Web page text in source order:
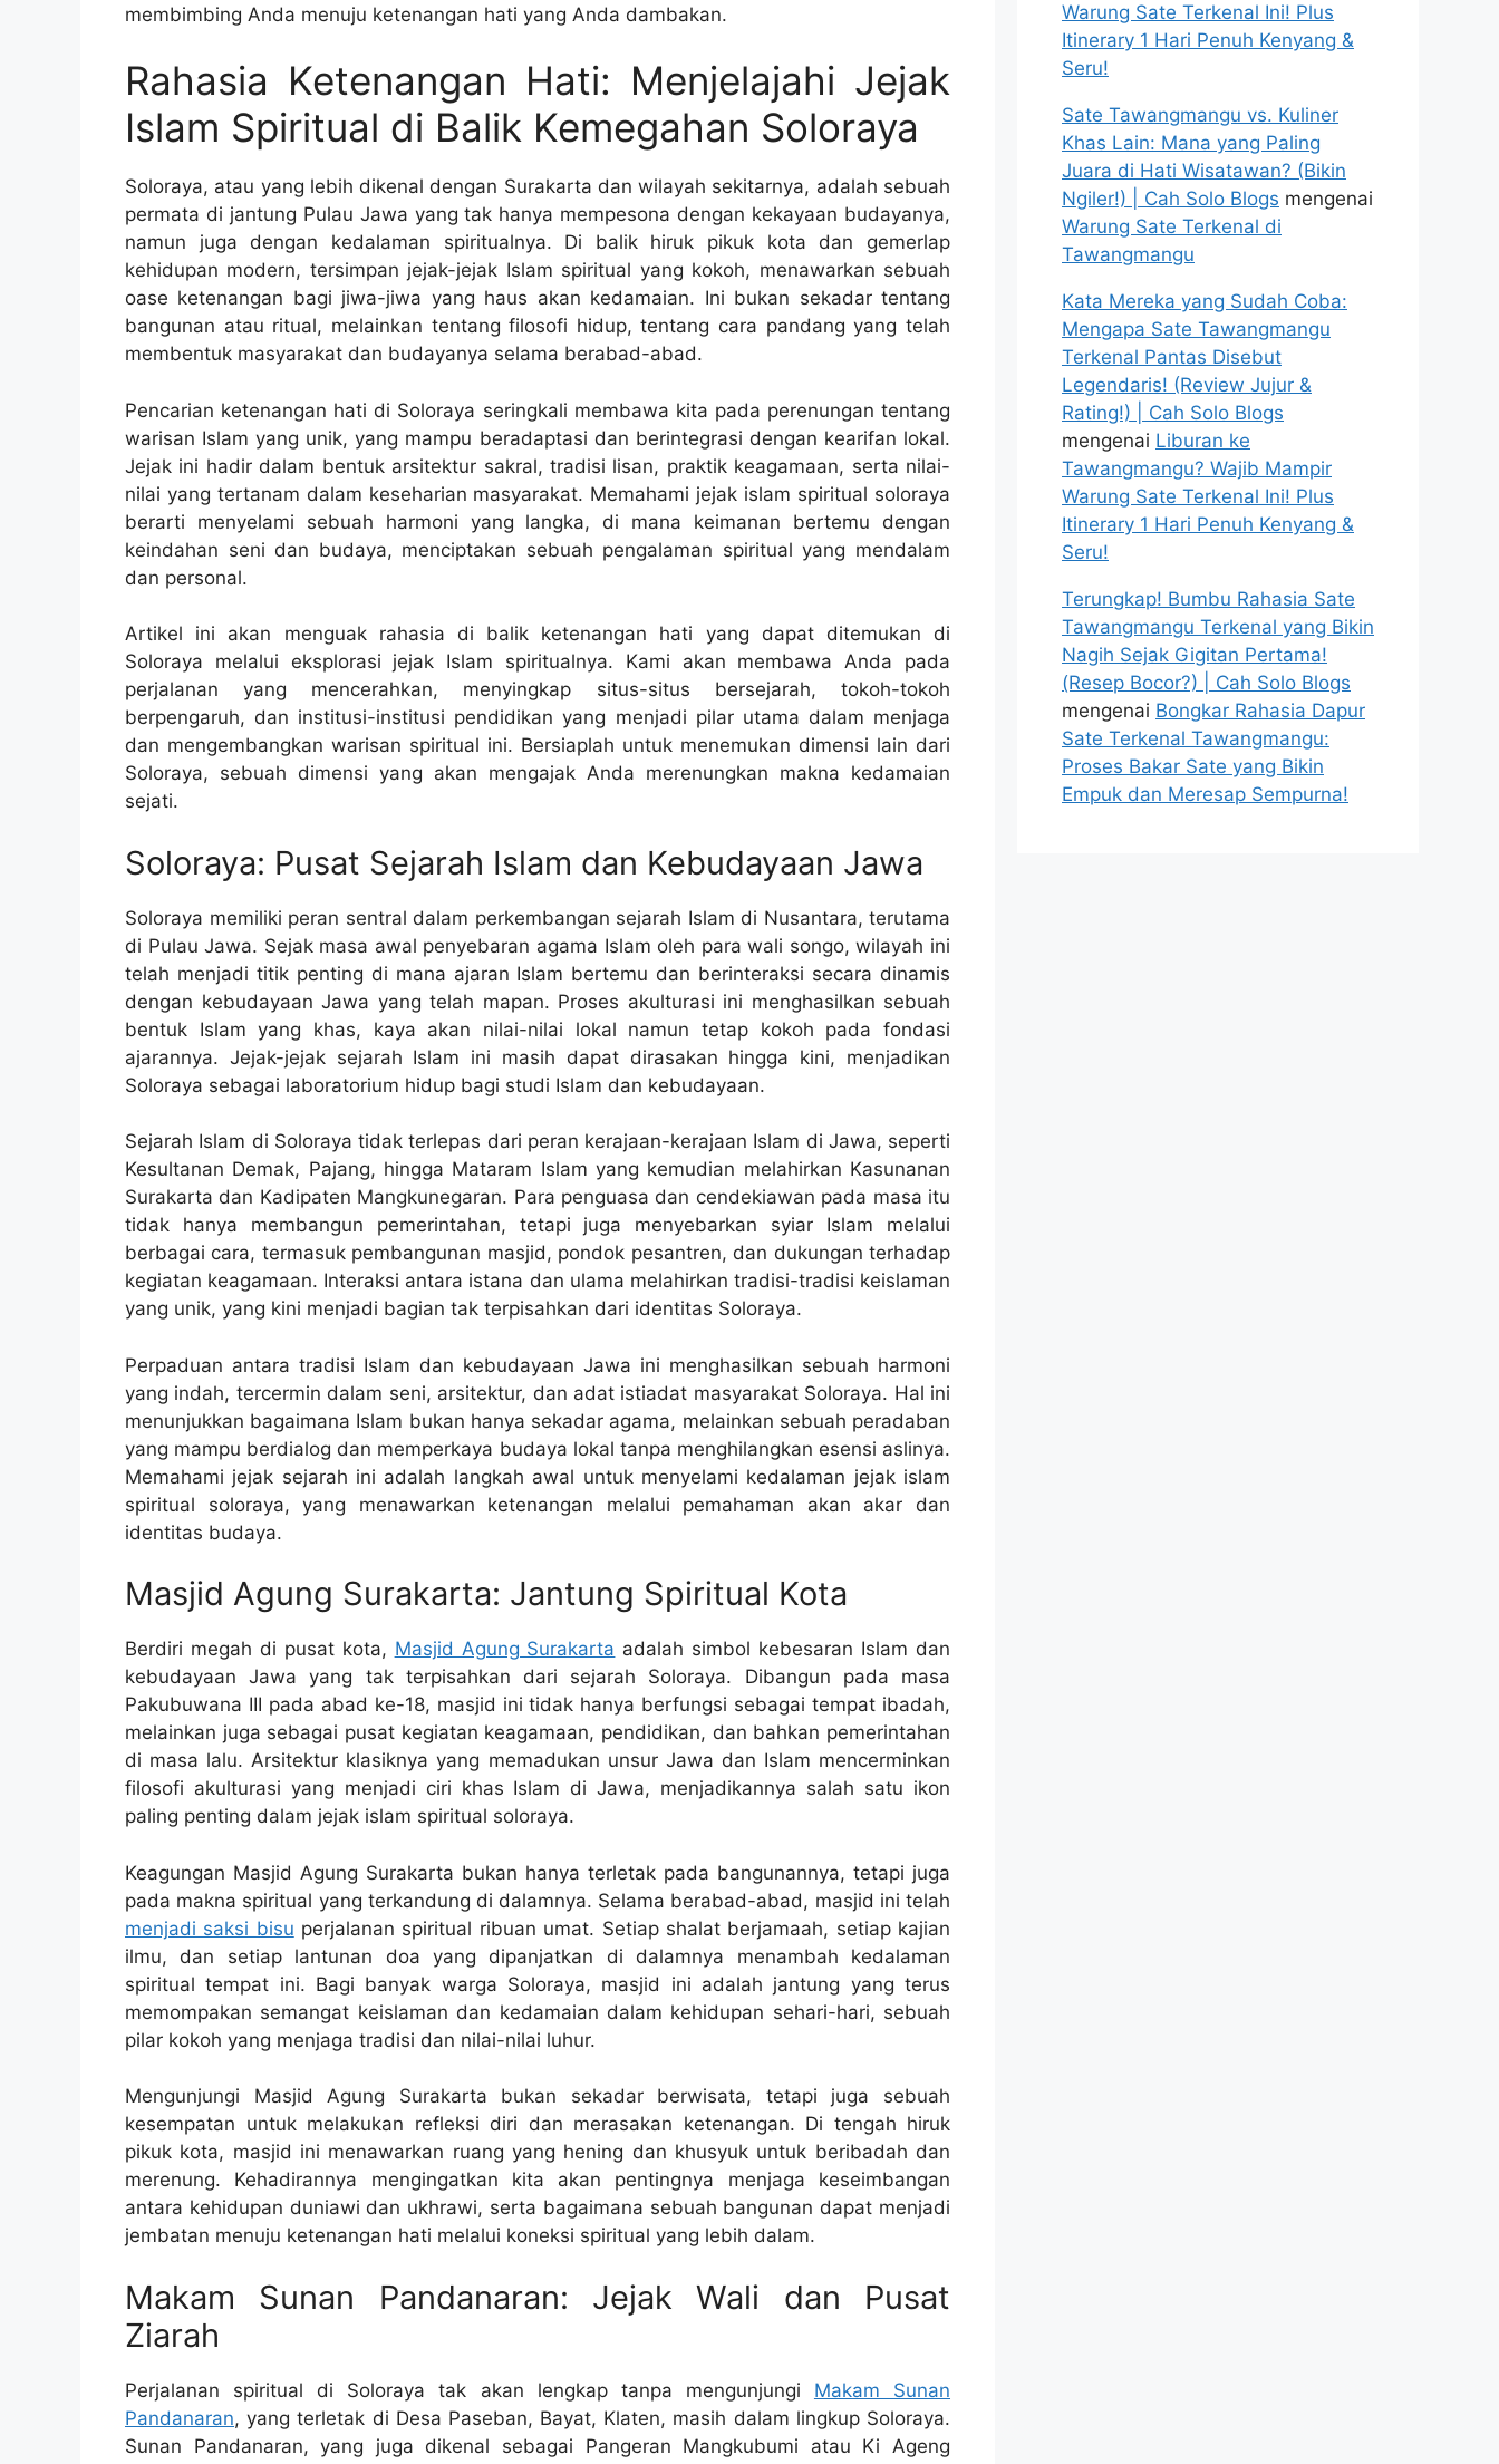
membimbing Anda menuju ketenangan hati yang Anda dambakan.
Rahasia Ketenangan Hati: Menjelajahi Jejak
Islam Spiritual di Balik Kemegahan Soloraya
Soloraya, atau yang lebih dikenal dengan Surakarta dan wilayah sekitarnya, adalah sebuah
permata di jantung Pulau Jawa yang tak hanya mempesona dengan kekayaan budayanya,
namun juga dengan kedalaman spiritualnya. Di balik hiruk pikuk kota dan gemerlap
kehidupan modern, tersimpan jejak-jejak Islam spiritual yang kokoh, menawarkan sebuah
oase ketenangan bagi jiwa-jiwa yang haus akan kedamaian. Ini bukan sekadar tentang
bangunan atau ritual, melainkan tentang filosofi hidup, tentang cara pandang yang telah
membentuk masyarakat dan budayanya selama berabad-abad.
Pencarian ketenangan hati di Soloraya seringkali membawa kita pada perenungan tentang
warisan Islam yang unik, yang mampu beradaptasi dan berintegrasi dengan kearifan lokal.
Jejak ini hadir dalam bentuk arsitektur sakral, tradisi lisan, praktik keagamaan, serta nilai-
nilai yang tertanam dalam keseharian masyarakat. Memahami jejak islam spiritual soloraya
berarti menyelami sebuah harmoni yang langka, di mana keimanan bertemu dengan
keindahan seni dan budaya, menciptakan sebuah pengalaman spiritual yang mendalam
dan personal.
Artikel ini akan menguak rahasia di balik ketenangan hati yang dapat ditemukan di
Soloraya melalui eksplorasi jejak Islam spiritualnya. Kami akan membawa Anda pada
perjalanan yang mencerahkan, menyingkap situs-situs bersejarah, tokoh-tokoh
berpengaruh, dan institusi-institusi pendidikan yang menjadi pilar utama dalam menjaga
dan mengembangkan warisan spiritual ini. Bersiaplah untuk menemukan dimensi lain dari
Soloraya, sebuah dimensi yang akan mengajak Anda merenungkan makna kedamaian
sejati.
Soloraya: Pusat Sejarah Islam dan Kebudayaan Jawa
Soloraya memiliki peran sentral dalam perkembangan sejarah Islam di Nusantara, terutama
di Pulau Jawa. Sejak masa awal penyebaran agama Islam oleh para wali songo, wilayah ini
telah menjadi titik penting di mana ajaran Islam bertemu dan berinteraksi secara dinamis
dengan kebudayaan Jawa yang telah mapan. Proses akulturasi ini menghasilkan sebuah
bentuk Islam yang khas, kaya akan nilai-nilai lokal namun tetap kokoh pada fondasi
ajarannya. Jejak-jejak sejarah Islam ini masih dapat dirasakan hingga kini, menjadikan
Soloraya sebagai laboratorium hidup bagi studi Islam dan kebudayaan.
Sejarah Islam di Soloraya tidak terlepas dari peran kerajaan-kerajaan Islam di Jawa, seperti
Kesultanan Demak, Pajang, hingga Mataram Islam yang kemudian melahirkan Kasunanan
Surakarta dan Kadipaten Mangkunegaran. Para penguasa dan cendekiawan pada masa itu
tidak hanya membangun pemerintahan, tetapi juga menyebarkan syiar Islam melalui
berbagai cara, termasuk pembangunan masjid, pondok pesantren, dan dukungan terhadap
kegiatan keagamaan. Interaksi antara istana dan ulama melahirkan tradisi-tradisi keislaman
yang unik, yang kini menjadi bagian tak terpisahkan dari identitas Soloraya.
Perpaduan antara tradisi Islam dan kebudayaan Jawa ini menghasilkan sebuah harmoni
yang indah, tercermin dalam seni, arsitektur, dan adat istiadat masyarakat Soloraya. Hal ini
menunjukkan bagaimana Islam bukan hanya sekadar agama, melainkan sebuah peradaban
yang mampu berdialog dan memperkaya budaya lokal tanpa menghilangkan esensi aslinya.
Memahami jejak sejarah ini adalah langkah awal untuk menyelami kedalaman jejak islam
spiritual soloraya, yang menawarkan ketenangan melalui pemahaman akan akar dan
identitas budaya.
Masjid Agung Surakarta: Jantung Spiritual Kota
Berdiri megah di pusat kota, Masjid Agung Surakarta adalah simbol kebesaran Islam dan
kebudayaan Jawa yang tak terpisahkan dari sejarah Soloraya. Dibangun pada masa
Pakubuwana III pada abad ke-18, masjid ini tidak hanya berfungsi sebagai tempat ibadah,
melainkan juga sebagai pusat kegiatan keagamaan, pendidikan, dan bahkan pemerintahan
di masa lalu. Arsitektur klasiknya yang memadukan unsur Jawa dan Islam mencerminkan
filosofi akulturasi yang menjadi ciri khas Islam di Jawa, menjadikannya salah satu ikon
paling penting dalam jejak islam spiritual soloraya.
Keagungan Masjid Agung Surakarta bukan hanya terletak pada bangunannya, tetapi juga
pada makna spiritual yang terkandung di dalamnya. Selama berabad-abad, masjid ini telah
menjadi saksi bisu perjalanan spiritual ribuan umat. Setiap shalat berjamaah, setiap kajian
ilmu, dan setiap lantunan doa yang dipanjatkan di dalamnya menambah kedalaman
spiritual tempat ini. Bagi banyak warga Soloraya, masjid ini adalah jantung yang terus
memompakan semangat keislaman dan kedamaian dalam kehidupan sehari-hari, sebuah
pilar kokoh yang menjaga tradisi dan nilai-nilai luhur.
Mengunjungi Masjid Agung Surakarta bukan sekadar berwisata, tetapi juga sebuah
kesempatan untuk melakukan refleksi diri dan merasakan ketenangan. Di tengah hiruk
pikuk kota, masjid ini menawarkan ruang yang hening dan khusyuk untuk beribadah dan
merenung. Kehadirannya mengingatkan kita akan pentingnya menjaga keseimbangan
antara kehidupan duniawi dan ukhrawi, serta bagaimana sebuah bangunan dapat menjadi
jembatan menuju ketenangan hati melalui koneksi spiritual yang lebih dalam.
Makam Sunan Pandanaran: Jejak Wali dan Pusat
Ziarah
Perjalanan spiritual di Soloraya tak akan lengkap tanpa mengunjungi Makam Sunan
Pandanaran, yang terletak di Desa Paseban, Bayat, Klaten, masih dalam lingkup Soloraya.
Sunan Pandanaran, yang juga dikenal sebagai Pangeran Mangkubumi atau Ki Ageng
Warung Sate Terkenal Ini! Plus
Itinerary 1 Hari Penuh Kenyang &
Seru!
Sate Tawangmangu vs. Kuliner
Khas Lain: Mana yang Paling
Juara di Hati Wisatawan? (Bikin
Ngiler!) | Cah Solo Blogs mengenai
Warung Sate Terkenal di
Tawangmangu
Kata Mereka yang Sudah Coba:
Mengapa Sate Tawangmangu
Terkenal Pantas Disebut
Legendaris! (Review Jujur &
Rating!) | Cah Solo Blogs
mengenai Liburan ke
Tawangmangu? Wajib Mampir
Warung Sate Terkenal Ini! Plus
Itinerary 1 Hari Penuh Kenyang &
Seru!
Terungkap! Bumbu Rahasia Sate
Tawangmangu Terkenal yang Bikin
Nagih Sejak Gigitan Pertama!
(Resep Bocor?) | Cah Solo Blogs
mengenai Bongkar Rahasia Dapur
Sate Terkenal Tawangmangu:
Proses Bakar Sate yang Bikin
Empuk dan Meresap Sempurna!